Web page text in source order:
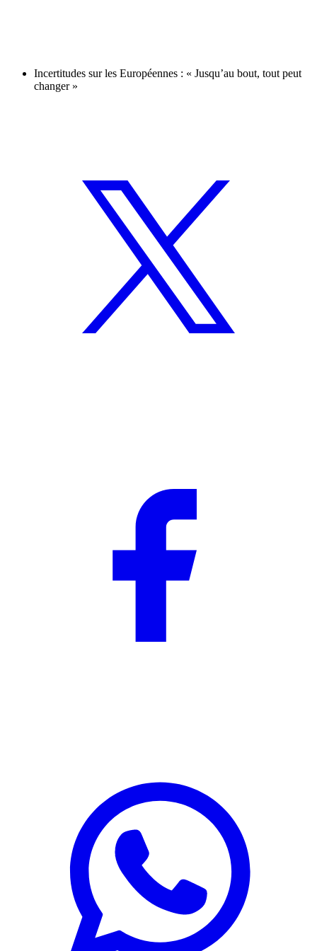
Incertitudes sur les Européennes : « Jusqu’au bout, tout peut
changer »